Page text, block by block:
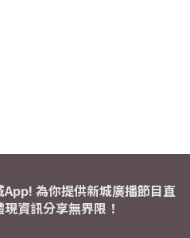
App! 為你提供新城廣播節目直
資訊分享無界限！